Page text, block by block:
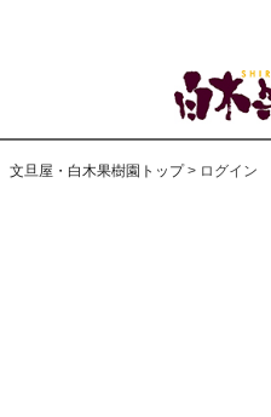
文旦屋・白木果樹園トップ ログイン